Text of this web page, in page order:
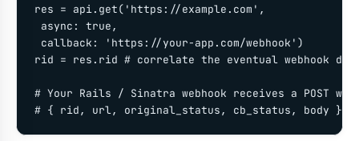
res = api.get('https://example.com',
async: true,
callback: 'https://your-app.com/webhook')
rid = res.rid # correlate the eventual webhook
# Your Rails / Sinatra webhook receives a POST
# { rid, url, original_status, cb_status, body }